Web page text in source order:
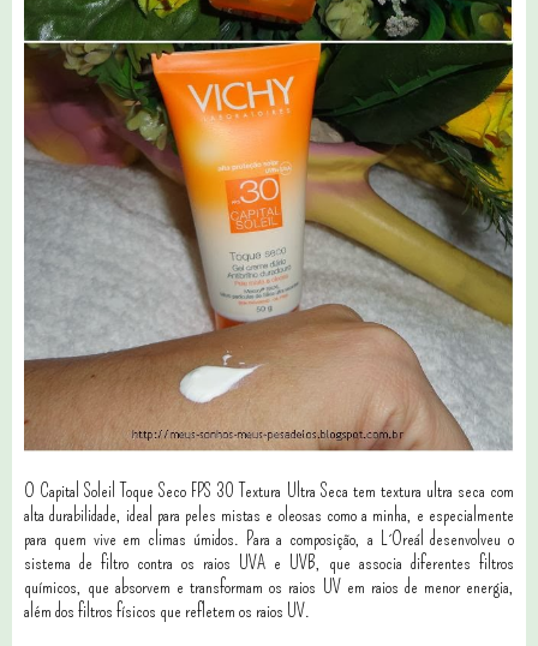
O Capital Soleil Toque Seco FPS 30 Textura Ultra Seca tem textura ultra seca com
alta durabilidade, ideal para peles mistas e oleosas como a minha, e especialmente
para quem vive em climas úmidos. Para a composição, a L´Oreál desenvolveu o
sistema de filtro contra os raios UVA e UVB, que associa diferentes filtros
químicos, que absorvem e transformam os raios UV em raios de menor energia,
além dos filtros físicos que refletem os raios UV.